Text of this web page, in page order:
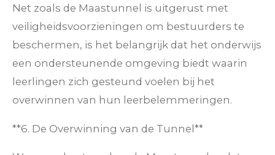
Net zoals de Maastunnel is uitgerust met
veiligheidsvoorzieningen om bestuurders te
beschermen, is het belangrijk dat het onderwijs
een ondersteunende omgeving biedt waarin
leerlingen zich gesteund voelen bij het
overwinnen van hun leerbelemmeringen.
**6. De Overwinning van de Tunnel**